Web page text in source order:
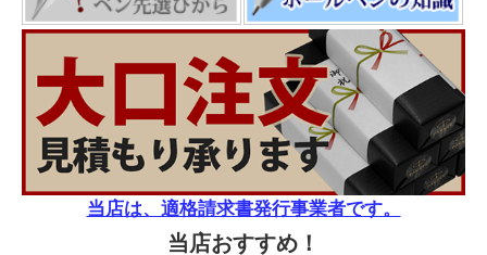
当店は、適格請求書発行事業者です。
当店おすすめ！